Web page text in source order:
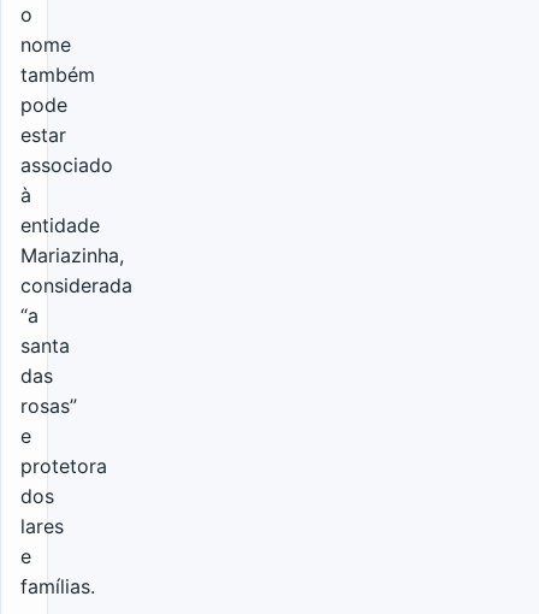
o
nome
também
pode
estar
associado
à
entidade
Mariazinha,
considerada
“a
santa
das
rosas”
e
protetora
dos
lares
e
famílias.